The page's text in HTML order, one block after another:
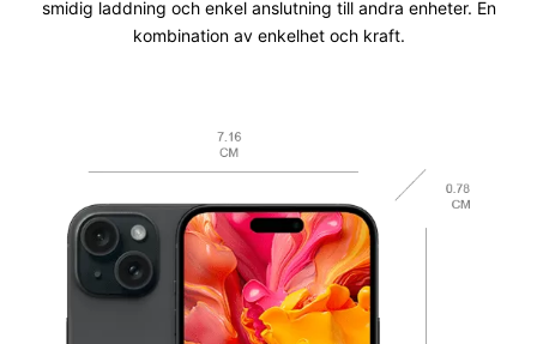
smidig laddning och enkel anslutning till andra enheter. En
kombination av enkelhet och kraft.